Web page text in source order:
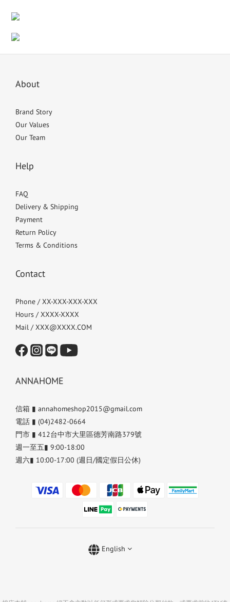
About
Brand Story
Our Values
Our Team
Help
FAQ
Delivery & Shipping
Payment
Return Policy
Terms & Conditions
Contact
Phone / XX-XXX-XXX-XXX
Hours / XXXX-XXXX
Mail / XXX@XXXX.COM
ANNAHOME
信箱 ▮ annahomeshop2015@gmail.com
電話 ▮ (04)2482-0664
門市 ▮ 412台中市大里區德芳南路379號
週一至五▮ 9:00-18:00
週六▮ 10:00-17:00 (週日/國定假日公休)
English